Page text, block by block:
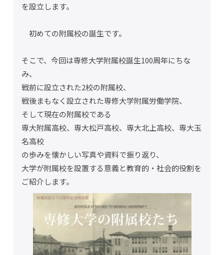
を設立します。
初めての附属校の誕生です。
そこで、今回は専修大学附属校誕生100周年にちな
み、
戦前に設立された2校の附属校、
戦後まもなく設立された専修大学附属労働学院、
そして現在の附属校である
専大附属高校、専大松戸高校、専大北上高校、専大玉
名高校
の歩みを懐かしい写真や資料で振り返り、
大学が附属校を設置する意義と教育的・社会的役割を
ご紹介します。